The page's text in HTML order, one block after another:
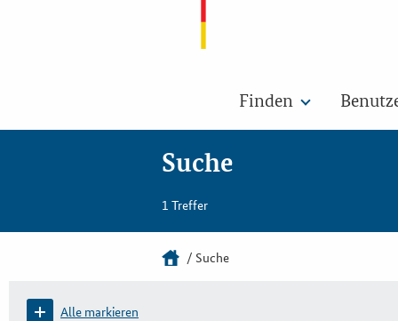
Finden
Suche
1 Treffer
Suche
Alle markieren